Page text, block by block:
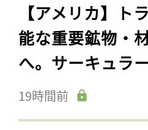
【アメリカ】ト
能な重要鉱物・
へ。サーキュラ
19時間前